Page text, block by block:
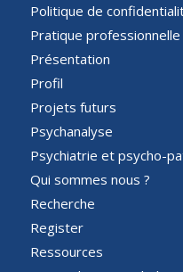
Politique de
Pratique professionnelle
Présentation
Profil
Projets futurs
Psychanalyse
Psychiatrie et psycho-
Qui sommes nous ?
Recherche
Register
Ressources